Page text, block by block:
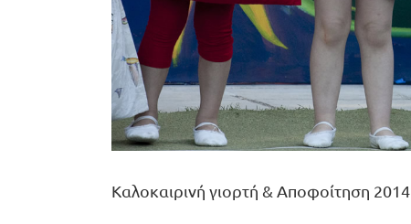
Καλοκαιρινή γιορτή & Αποφοίτηση 2014